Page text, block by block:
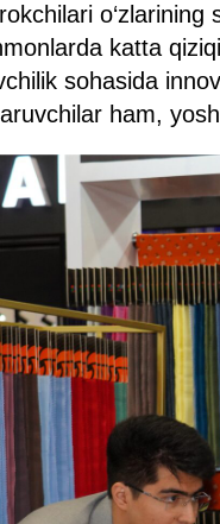
katta
sohasida
ham,